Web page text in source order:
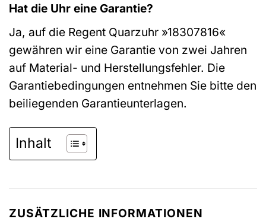
Hat die Uhr eine Garantie?
Ja, auf die Regent Quarzuhr »18307816«
gewähren wir eine Garantie von zwei Jahren
auf Material- und Herstellungsfehler. Die
Garantiebedingungen entnehmen Sie bitte den
beiliegenden Garantieunterlagen.
Inhalt
ZUSÄTZLICHE INFORMATIONEN